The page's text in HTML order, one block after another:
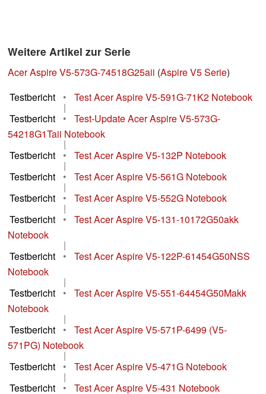
Weitere Artikel zur Serie
Acer Aspire V5-573G-74518G25aii (Aspire V5 Serie)
Testbericht
• Test Acer Aspire V5-591G-71K2 Notebook
|
Testbericht
•
Test-Update Acer Aspire V5-573G-
54218G1Taii Notebook
|
Testbericht
• Test Acer Aspire V5-132P Notebook
|
Testbericht
• Test Acer Aspire V5-561G Notebook
|
Testbericht
• Test Acer Aspire V5-552G Notebook
|
Testbericht
•
Test Acer Aspire V5-131-10172G50akk
Notebook
|
Testbericht
•
Test Acer Aspire V5-122P-61454G50NSS
Notebook
|
Testbericht
•
Test Acer Aspire V5-551-64454G50Makk
Notebook
|
Testbericht
•
Test Acer Aspire V5-571P-6499 (V5-
571PG) Notebook
|
Testbericht
• Test Acer Aspire V5-471G Notebook
|
Testbericht
• Test Acer Aspire V5-431 Notebook